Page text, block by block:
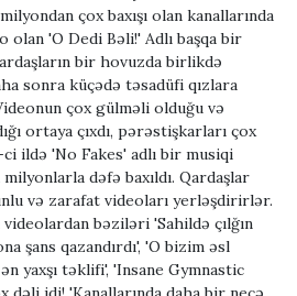
çox baxışı olan kanallarında
olan 'O Dedi Bəli!' Adlı başqa bir
bir hovuzda birlikdə
sonra küçədə təsadüfi qızlara
çox gülməli olduğu və
ortaya çıxdı, pərəstişkarları çox
ci ildə 'No Fakes' adlı bir musiqi
dəfə baxıldı. Qardaşlar
və zarafat videoları yerləşdirirlər.
bəziləri 'Sahildə çılğın
şans qazandırdı', 'O bizim əsl
yaxşı təklifi', 'Insane Gymnastic